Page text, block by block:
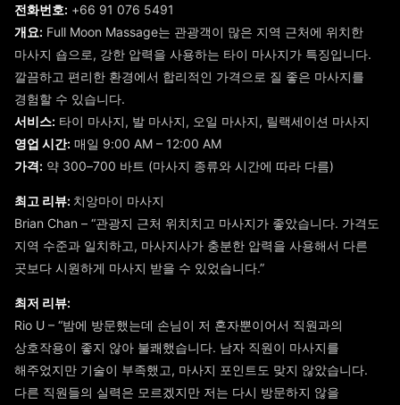
전화번호: +66 91 076 5491
개요: Full Moon Massage는 관광객이 많은 지역 근처에 위치한
마사지 숍으로, 강한 압력을 사용하는 타이 마사지가 특징입니다.
깔끔하고 편리한 환경에서 합리적인 가격으로 질 좋은 마사지를
경험할 수 있습니다.
서비스: 타이 마사지, 발 마사지, 오일 마사지, 릴랙세이션 마사지
영업 시간: 매일 9:00 AM – 12:00 AM
가격: 약 300–700 바트 (마사지 종류와 시간에 따라 다름)
최고 리뷰: 치앙마이 마사지
Brian Chan – “관광지 근처 위치치고 마사지가 좋았습니다. 가격도
지역 수준과 일치하고, 마사지사가 충분한 압력을 사용해서 다른
곳보다 시원하게 마사지 받을 수 있었습니다.”
최저 리뷰:
Rio U – “밤에 방문했는데 손님이 저 혼자뿐이어서 직원과의
상호작용이 좋지 않아 불쾌했습니다. 남자 직원이 마사지를
해주었지만 기술이 부족했고, 마사지 포인트도 맞지 않았습니다.
다른 직원들의 실력은 모르겠지만 저는 다시 방문하지 않을